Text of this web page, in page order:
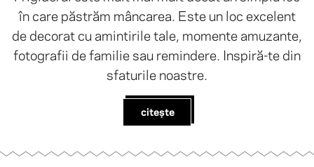
în care păstrăm mâncarea. Este un loc excelent
de decorat cu amintirile tale, momente amuzante,
fotografii de familie sau remindere. Inspiră-te din
sfaturile noastre.
citește